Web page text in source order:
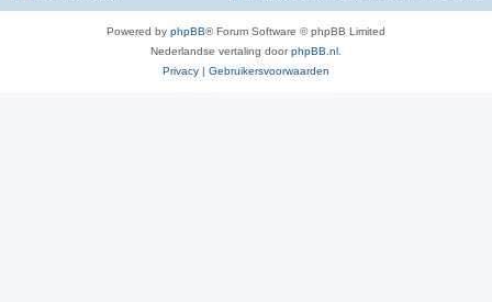
Powered by phpBB® Forum Software © phpBB Limited
Nederlandse vertaling doorphpBB.nl
Privacy | Gebruikersvoorwaarden